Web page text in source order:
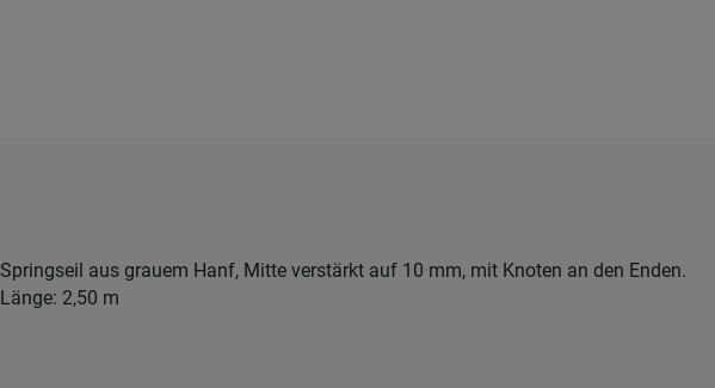
Springseil aus grauem Hanf, Mitte verstärkt auf 10 mm, mit Knoten an den Enden.
Länge: 2,50 m